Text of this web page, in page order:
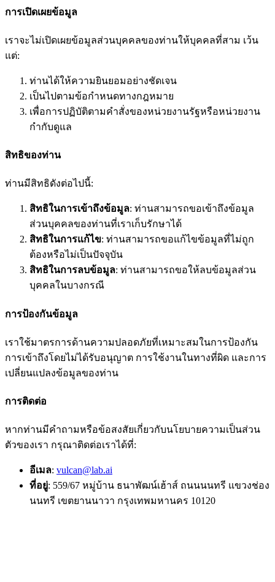
การเปิดเผยข้อมูล
เราจะไม่เปิดเผยข้อมูลส่วนบุคคลของท่านให้บุคคลที่สาม เว้น
แต่:
ท่านได้ให้ความยินยอมอย่างชัดเจน
เป็นไปตามข้อกำหนดทางกฎหมาย
เพื่อการปฏิบัติตามคำสั่งของหน่วยงานรัฐหรือหน่วยงาน
กำกับดูแล
สิทธิของท่าน
ท่านมีสิทธิดังต่อไปนี้:
สิทธิในการเข้าถึงข้อมูล: ท่านสามารถขอเข้าถึงข้อมูล
ส่วนบุคคลของท่านที่เราเก็บรักษาได้
สิทธิในการแก้ไข: ท่านสามารถขอแก้ไขข้อมูลที่ไม่ถูก
ต้องหรือไม่เป็นปัจจุบัน
สิทธิในการลบข้อมูล: ท่านสามารถขอให้ลบข้อมูลส่วน
บุคคลในบางกรณี
การป้องกันข้อมูล
เราใช้มาตรการด้านความปลอดภัยที่เหมาะสมในการป้องกัน
การเข้าถึงโดยไม่ได้รับอนุญาต การใช้งานในทางที่ผิด และการ
เปลี่ยนแปลงข้อมูลของท่าน
การติดต่อ
หากท่านมีคำถามหรือข้อสงสัยเกี่ยวกับนโยบายความเป็นส่วน
ตัวของเรา กรุณาติดต่อเราได้ที่:
อีเมล: vulcan@lab.ai
ที่อยู่: 559/67 หมู่บ้าน ธนาพัฒน์เฮ้าส์ ถนนนนทรี แขวงช่อง
นนทรี เขตยานนาวา กรุงเทพมหานคร 10120